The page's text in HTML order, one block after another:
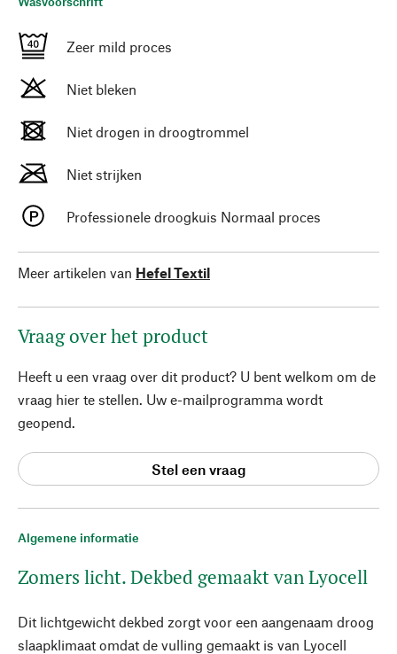
Algemene informatie
Zomers licht. Dekbed gemaakt van Lyocell
Dit lichtgewicht dekbed zorgt voor een aangenaam droog
slaapklimaat omdat de vulling gemaakt is van Lyocell
Zeer mild proces
Niet bleken
Niet drogen in droogtrommel
Niet strijken
Professionele droogkuis Normaal proces
Meer artikelen van Hefel Textil
Vraag over het product
Heeft u een vraag over dit product? U bent welkom om de
vraag hier te stellen. Uw e-mailprogramma wordt
geopend.
Stel een vraag